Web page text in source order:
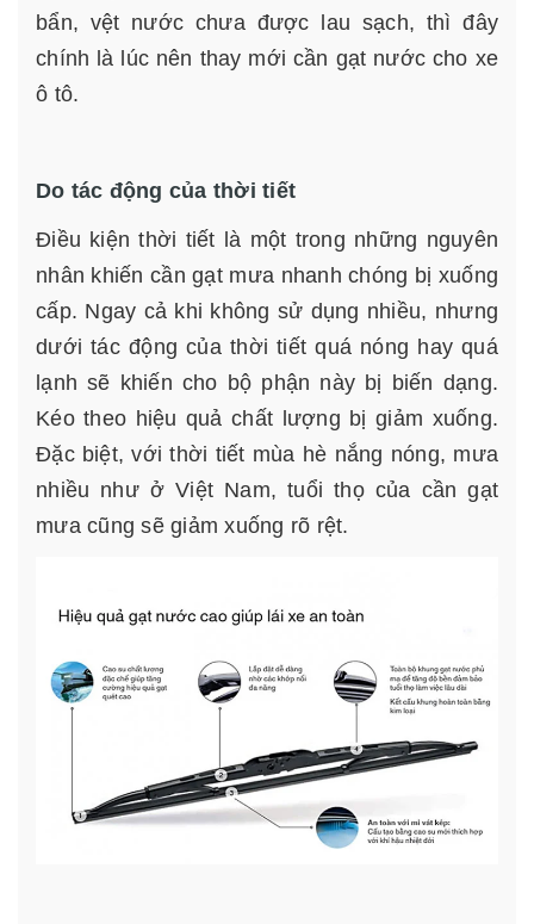
bẩn, vệt nước chưa được lau sạch, thì đây
chính là lúc nên thay mới cần gạt nước cho xe
ô tô.
Do tác động của thời tiết
Điều kiện thời tiết là một trong những nguyên
nhân khiến cần gạt mưa nhanh chóng bị xuống
cấp. Ngay cả khi không sử dụng nhiều, nhưng
dưới tác động của thời tiết quá nóng hay quá
lạnh sẽ khiến cho bộ phận này bị biến dạng.
Kéo theo hiệu quả chất lượng bị giảm xuống.
Đặc biệt, với thời tiết mùa hè nắng nóng, mưa
nhiều như ở Việt Nam, tuổi thọ của cần gạt
mưa cũng sẽ giảm xuống rõ rệt.